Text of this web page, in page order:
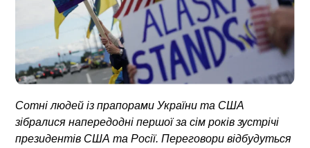
Сотні людей із прапорами України та США
зібралися напередодні першої за сім років зустрічі
президентів США та Росії. Переговори відбудуться